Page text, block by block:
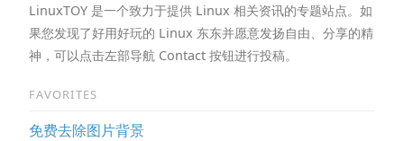
LinuxTOY 是一个致力于提供 Linux 相关资讯的专题站点。如
果您发现了好用好玩的 Linux 东东并愿意发扬自由、分享的精
神，可以点击左部导航 Contact 按钮进行投稿。
FAVORITES
免费去除图片背景